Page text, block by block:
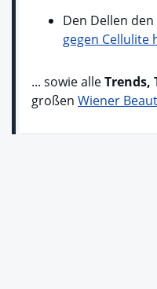
Den Dellen
gegen Cellulite
... sowie alleTrends,
großen Wiener